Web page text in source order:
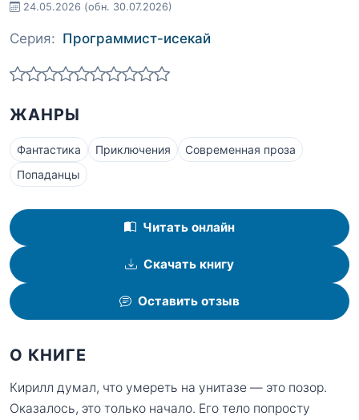
24.05.2026 (обн. 30.07.2026)
Серия: Программист-исекай
ЖАНРЫ
Фантастика Приключения
Современная проза
Попаданцы
Читать онлайн
Скачать книгу
Оставить отзыв
О КНИГЕ
Кирилл думал, что умереть на унитазе — это позор.
Оказалось, это только начало. Его тело попросту